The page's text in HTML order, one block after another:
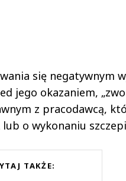
się negatywnym
jego okazaniem,
z pracodawcą,
lub o wykonaniu
TAKŻE: